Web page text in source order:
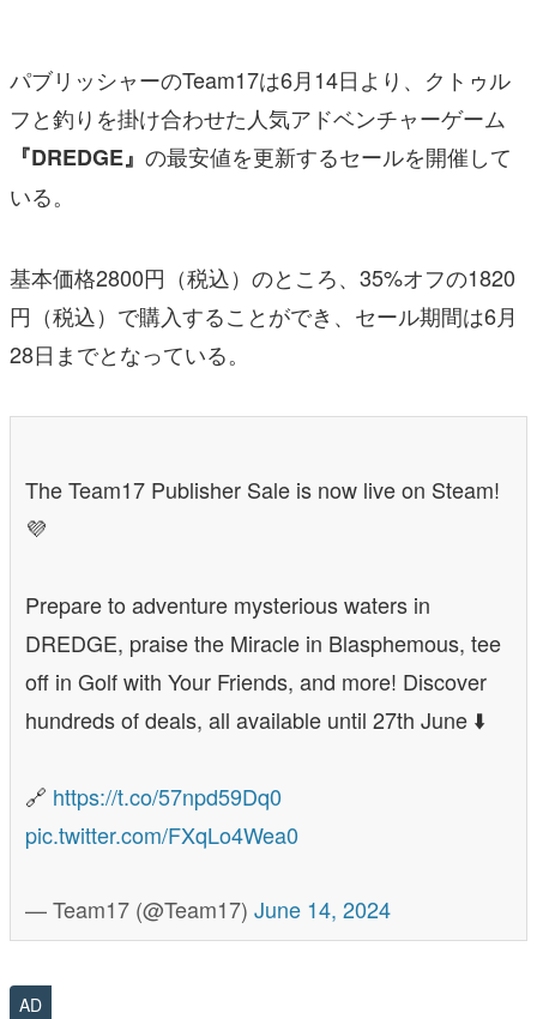
アプリレビュー
その他
電ファミニコゲーマーとは？
パブリッシャーのTeam17は6月14日より、クトゥル
フと釣りを掛け合わせた人気アドベンチャーゲーム
『DREDGE』 の最安値を更新するセールを開催して
いる。
基本価格2800円（税込）のところ、35%オフの1820
円（税込）で購入することができ、セール期間は6月
28日までとなっている。
The Team17 Publisher Sale is now live on Steam!
💜
Prepare to adventure mysterious waters in
DREDGE, praise the Miracle in Blasphemous, tee
off in Golf with Your Friends, and more! Discover
hundreds of deals, all available until 27th June ⬇️
🔗 https://t.co/57npd59Dq0
pic.twitter.com/FXqLo4Wea0
— Team17 (@Team17) June 14, 2024
AD